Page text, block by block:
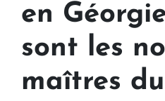
en
sont les
maîtres